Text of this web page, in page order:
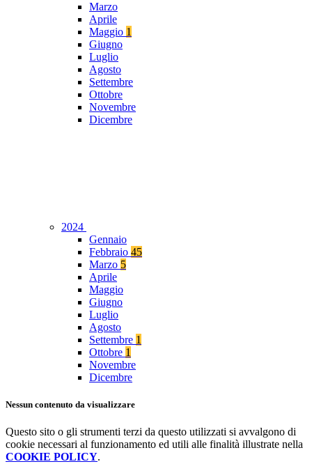
Marzo
Aprile
Maggio 1
Giugno
Luglio
Agosto
Settembre
Ottobre
Novembre
Dicembre
2024
Gennaio
Febbraio 45
Marzo 5
Aprile
Maggio
Giugno
Luglio
Agosto
Settembre 1
Ottobre 1
Novembre
Dicembre
Nessun contenuto da visualizzare
Questo sito o gli strumenti terzi da questo utilizzati si avvalgono di
cookie necessari al funzionamento ed utili alle finalità illustrate nella
COOKIE POLICY.